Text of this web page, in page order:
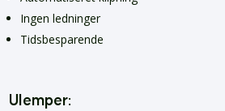
Ingen ledninger
Tidsbesparende
Ulemper: